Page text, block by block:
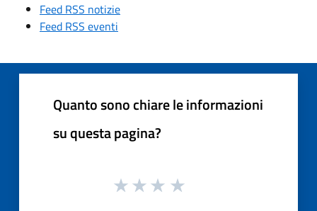
Feed RSS notizie
Feed RSS eventi
Quanto sono chiare le informazioni
su questa pagina?